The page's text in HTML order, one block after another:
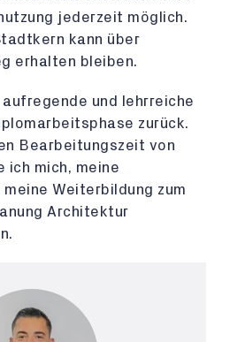
jederzeit möglich.
kann über
erhalten bleiben.
aufregende und lehrreiche
zurück.
Bearbeitungszeit von
ich mich, meine
Weiterbildung zum
Architektur